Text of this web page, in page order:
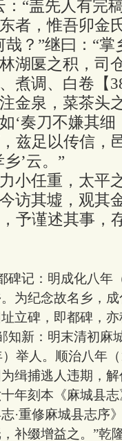
：“盖先人有完
者，惟吾卯金
哉？”继曰：“
湖匽之积，司
煮调、白卷【
金泉，菜茶头
‘奏刀不嫌其
兹足以传信，
’云。”
任重，太平之
访其墟，观其
予谨述其事，
记：明成化八年（
为纪念故名乡，
立碑，即都碑，
新：明末清初麻城
举人。顺治八年
缉捕逃人违期，
十年刻本《麻城县
·重修麻城县志序
补缀增益之。”乾